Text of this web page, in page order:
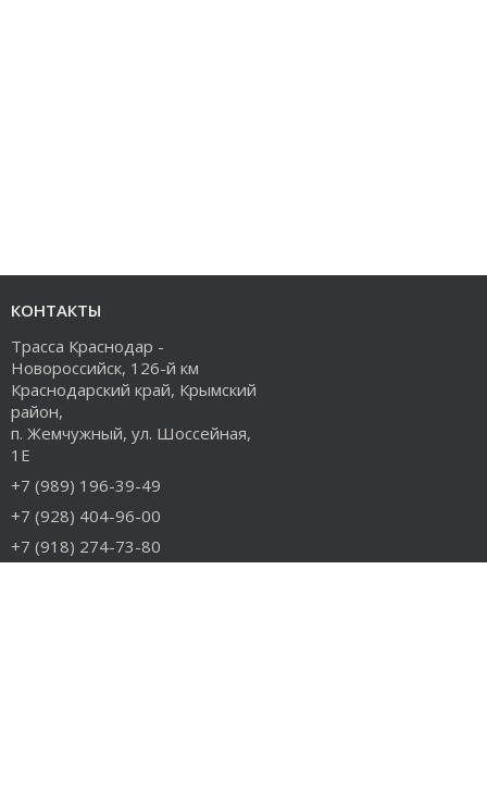
КОНТАКТЫ
Трасса Краснодар -
Новороссийск, 126-й км
Краснодарский край, Крымский
район,
п. Жемчужный, ул. Шоссейная,
1Е
+7 (989) 196-39-49
+7 (928) 404-96-00
+7 (918) 274-73-80